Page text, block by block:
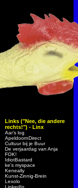
Links ("Nee, die andere
rechts!") - Linx
Aar’s log
ApeldoornDirect
Cultuur bij je Buur
De verjaardag van Anja
FOK!
IdiotBastard
ke's myspace
Keneally
Kunst-Zinnig-Brein
Lexolo
LinkedIn